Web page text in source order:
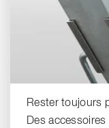
Rester toujours
Des